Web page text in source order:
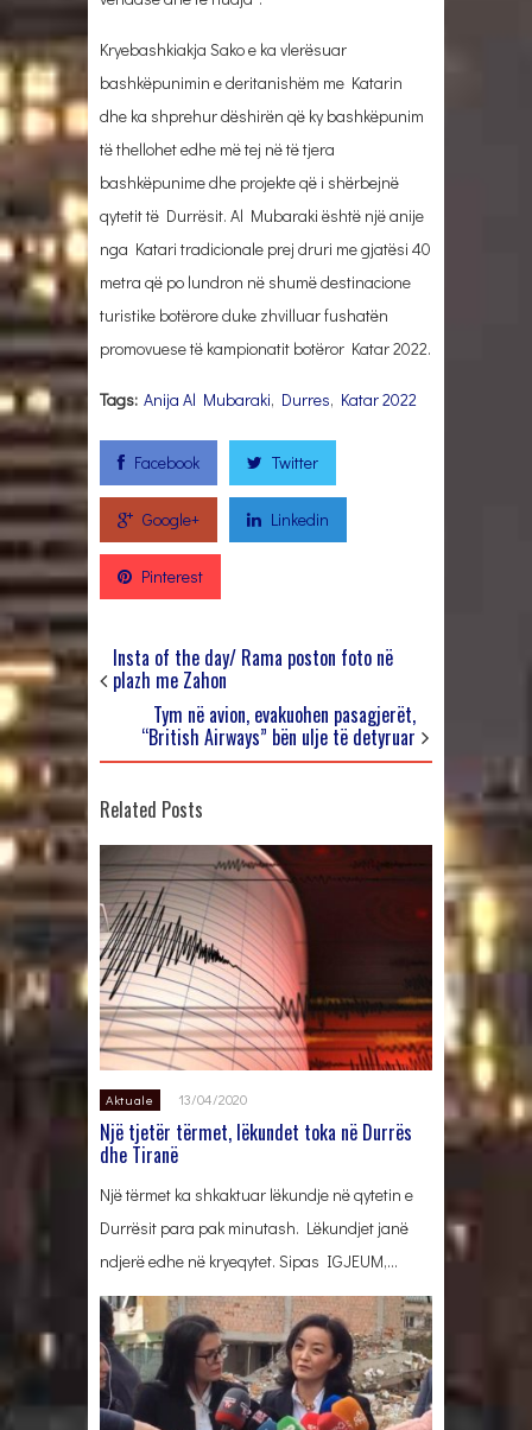
Kryebashkiakja Sako e ka vlerësuar
bashkëpunimin e deritanishëm me Katarin
dhe ka shprehur dëshirën që ky bashkëpunim
të thellohet edhe më tej në të tjera
bashkëpunime dhe projekte që i shërbejnë
qytetit të Durrësit. Al Mubaraki është një anije
nga Katari tradicionale prej druri me gjatësi 40
metra që po lundron në shumë destinacione
turistike botërore duke zhvilluar fushatën
promovuese të kampionatit botëror Katar 2022.
Tags: Anija Al Mubaraki, Durres, Katar 2022
Facebook Twitter
Google+ Linkedin
Pinterest
Insta of the day/ Rama poston foto në
plazh me Zahon
Tym në avion, evakuohen pasagjerët,
“British Airways” bën ulje të detyruar
Related Posts
Aktuale 13/04/2020
Një tjetër tërmet, lëkundet toka në Durrës
dhe Tiranë
Një tërmet ka shkaktuar lëkundje në qytetin e
Durrësit para pak minutash. Lëkundjet janë
ndjerë edhe në kryeqytet. Sipas IGJEUM,…